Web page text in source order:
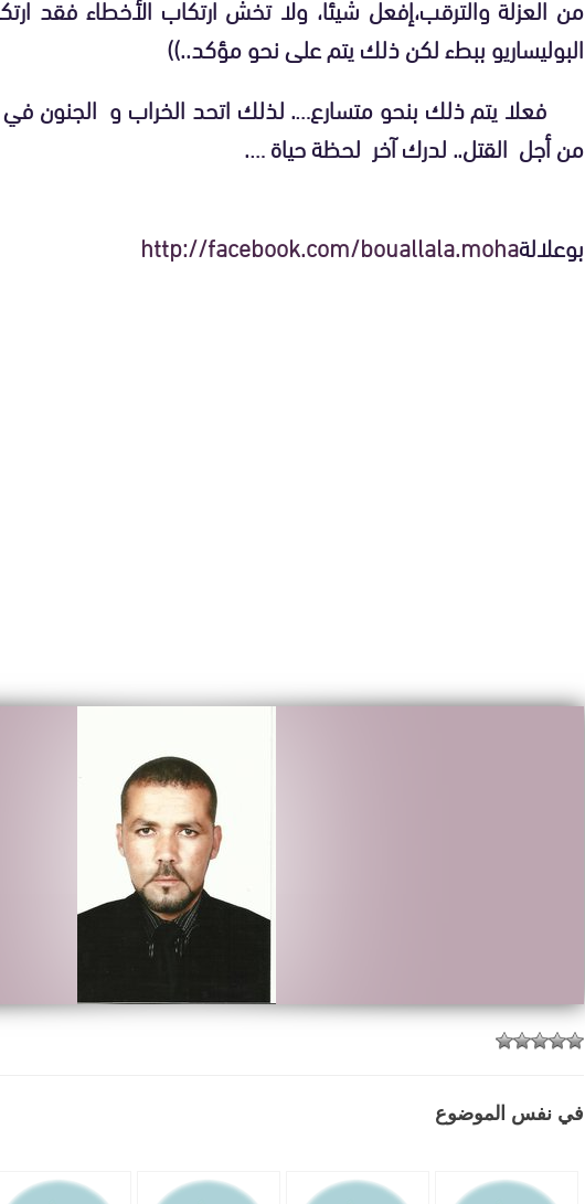
البوليساريو ببطء لكن ذلك يتم على نحو مؤكد..))
فعلا يتم ذلك بنحو متسارع…. لذلك اتحد الخراب و الجنون في
من أجل القتل.. لدرك آخر لحظة حياة ….
بوعلالةhttp://facebook.com/bouallala.moha
في نفس الموضوع